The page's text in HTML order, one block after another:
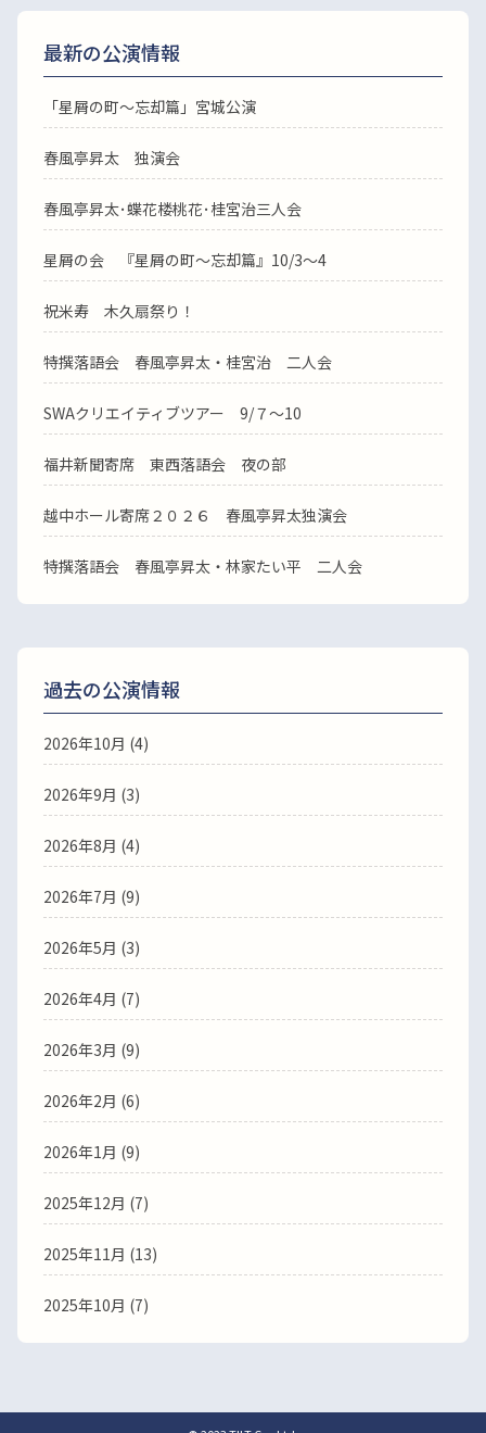
最新の公演情報
「星屑の町～忘却篇」宮城公演
春風亭昇太 独演会
春風亭昇太･蝶花楼桃花･桂宮治三人会
星屑の会 『星屑の町～忘却篇』10/3～4
祝米寿 木久扇祭り！
特撰落語会 春風亭昇太・桂宮治 二人会
SWAクリエイティブツアー 9/７～10
福井新聞寄席 東西落語会 夜の部
越中ホール寄席２０２６ 春風亭昇太独演会
特撰落語会 春風亭昇太・林家たい平 二人会
過去の公演情報
2026年10月 (4)
2026年9月 (3)
2026年8月 (4)
2026年7月 (9)
2026年5月 (3)
2026年4月 (7)
2026年3月 (9)
2026年2月 (6)
2026年1月 (9)
2025年12月 (7)
2025年11月 (13)
2025年10月 (7)